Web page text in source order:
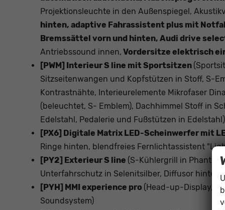
Projektionsleuchte in den Außenspiegel,
hinten, adaptive Fahrassistent plus mit
Bremssättel vorn und hinten, Audi drive
Antriebssound innen, Vordersitze elektrisch
[PWM] Interieur S line mit Sportsitzen
Sitzseitenwangen und Kopfstützen in Stoff, S-
Kontrastnähte, Interieurelemente Mikrofaser
(beleuchtet, S- Emblem), Dachhimmel Stoff in
Edelstahl, Pedalerie und Fußstützen in Edelstahl)
[PX6] Digitale Matrix LED-Scheinwerfer mit
Ringe hinten, blendfreies Fernlichtassistent
[PY2] Exterieur S line (S-Kühlergrill in
Unterfahrschutz in Selenitsilber, Diffusor hinten
[PYH] MMI experience pro (Head-up-Display,
Soundsystem)